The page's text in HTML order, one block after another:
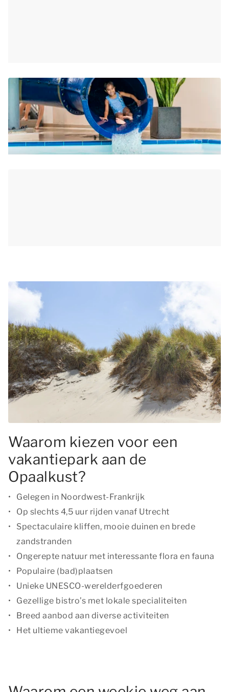
Waarom kiezen voor een
vakantiepark aan de
Opaalkust?
Gelegen in Noordwest-Frankrijk
Op slechts 4,5 uur rijden vanaf Utrecht
Spectaculaire kliffen, mooie duinen en brede
zandstranden
Ongerepte natuur met interessante flora en fauna
Populaire (bad)plaatsen
Unieke UNESCO-werelderfgoederen
Gezellige bistro’s met lokale specialiteiten
Breed aanbod aan diverse activiteiten
Het ultieme vakantiegevoel